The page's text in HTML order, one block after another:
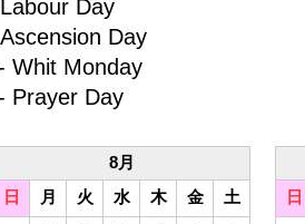
Day
Day
Whit Monday
Prayer Day
8月
日
月 火 水 木 金
土
日